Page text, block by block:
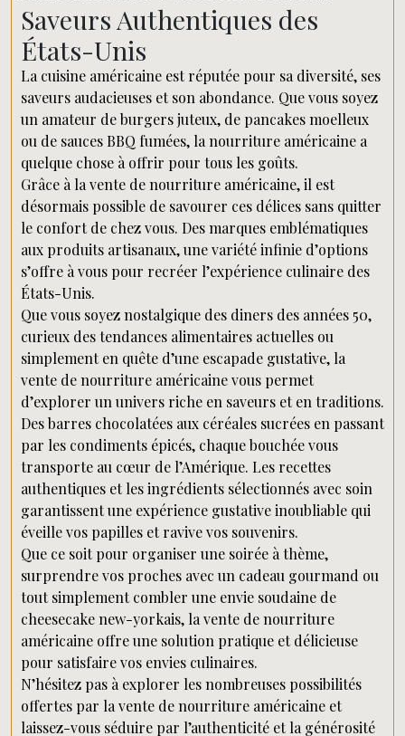
Saveurs Authentiques des
États-Unis
La cuisine américaine est réputée pour sa diversité, ses
saveurs audacieuses et son abondance. Que vous soyez
un amateur de burgers juteux, de pancakes moelleux
ou de sauces BBQ fumées, la nourriture américaine a
quelque chose à offrir pour tous les goûts.
Grâce à la vente de nourriture américaine, il est
désormais possible de savourer ces délices sans quitter
le confort de chez vous. Des marques emblématiques
aux produits artisanaux, une variété infinie d’options
s’offre à vous pour recréer l’expérience culinaire des
États-Unis.
Que vous soyez nostalgique des diners des années 50,
curieux des tendances alimentaires actuelles ou
simplement en quête d’une escapade gustative, la
vente de nourriture américaine vous permet
d’explorer un univers riche en saveurs et en traditions.
Des barres chocolatées aux céréales sucrées en passant
par les condiments épicés, chaque bouchée vous
transporte au cœur de l’Amérique. Les recettes
authentiques et les ingrédients sélectionnés avec soin
garantissent une expérience gustative inoubliable qui
éveille vos papilles et ravive vos souvenirs.
Que ce soit pour organiser une soirée à thème,
surprendre vos proches avec un cadeau gourmand ou
tout simplement combler une envie soudaine de
cheesecake new-yorkais, la vente de nourriture
américaine offre une solution pratique et délicieuse
pour satisfaire vos envies culinaires.
N’hésitez pas à explorer les nombreuses possibilités
offertes par la vente de nourriture américaine et
laissez-vous séduire par l’authenticité et la générosité